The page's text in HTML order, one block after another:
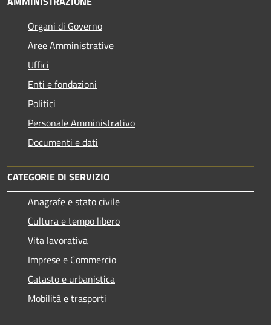
Organi di Governo
Aree Amministrative
Uffici
Enti e fondazioni
Politici
Personale Amministrativo
Documenti e dati
CATEGORIE DI SERVIZIO
Anagrafe e stato civile
Cultura e tempo libero
Vita lavorativa
Imprese e Commercio
Catasto e urbanistica
Mobilità e trasporti